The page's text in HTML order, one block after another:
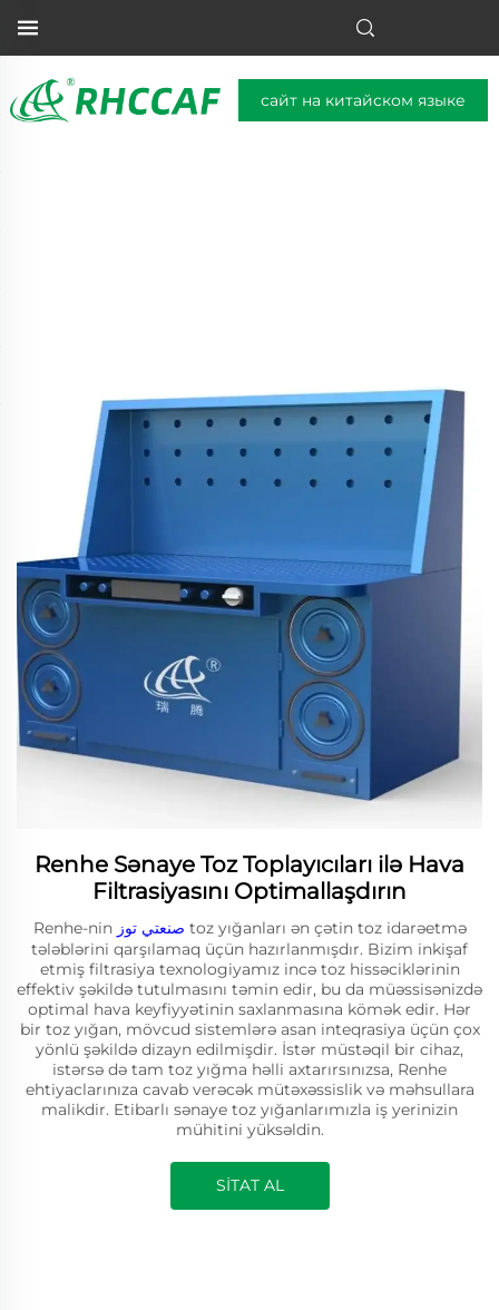
сайт на китайском языке
Renhe Sənaye Toz Toplayıcıları ilə Hava
Filtrasiyasını Optimallaşdırın
Renhe-nin
toz yığanları ən çətin toz idarəetmə
tələblərini qarşılamaq üçün hazırlanmışdır. Bizim inkişaf
etmiş filtrasiya texnologiyamız incə toz hissəciklərinin
effektiv şəkildə tutulmasını təmin edir, bu da müəssisənizdə
optimal hava keyfiyyətinin saxlanmasına kömək edir. Hər
bir toz yığan, mövcud sistemlərə asan inteqrasiya üçün çox
yönlü şəkildə dizayn edilmişdir. İstər müstəqil bir cihaz,
istərsə də tam toz yığma həlli axtarırsınızsa, Renhe
ehtiyaclarınıza cavab verəcək mütəxəssislik və məhsullara
malikdir. Etibarlı sənaye toz yığanlarımızla iş yerinizin
mühitini yüksəldin.
SİTAT AL